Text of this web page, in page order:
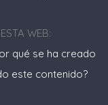
WEB:
qué se ha creado
este contenido?